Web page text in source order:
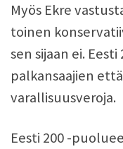
Myös Ekre
toinen
sen sijaan ei.
palkansaajien
varallisuusveroja.
Eesti 200 -